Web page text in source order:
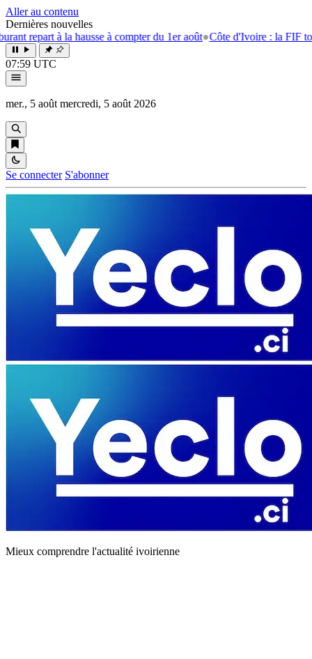
Aller au contenu
Dernières nouvelles
à la hausse à compter du 1er août●Côte d'Ivoire : la FIF tourne la
07:59 UTC
mer., 5 août mercredi, 5 août 2026
Se connecter S'abonner
Mieux comprendre l'actualité ivoirienne